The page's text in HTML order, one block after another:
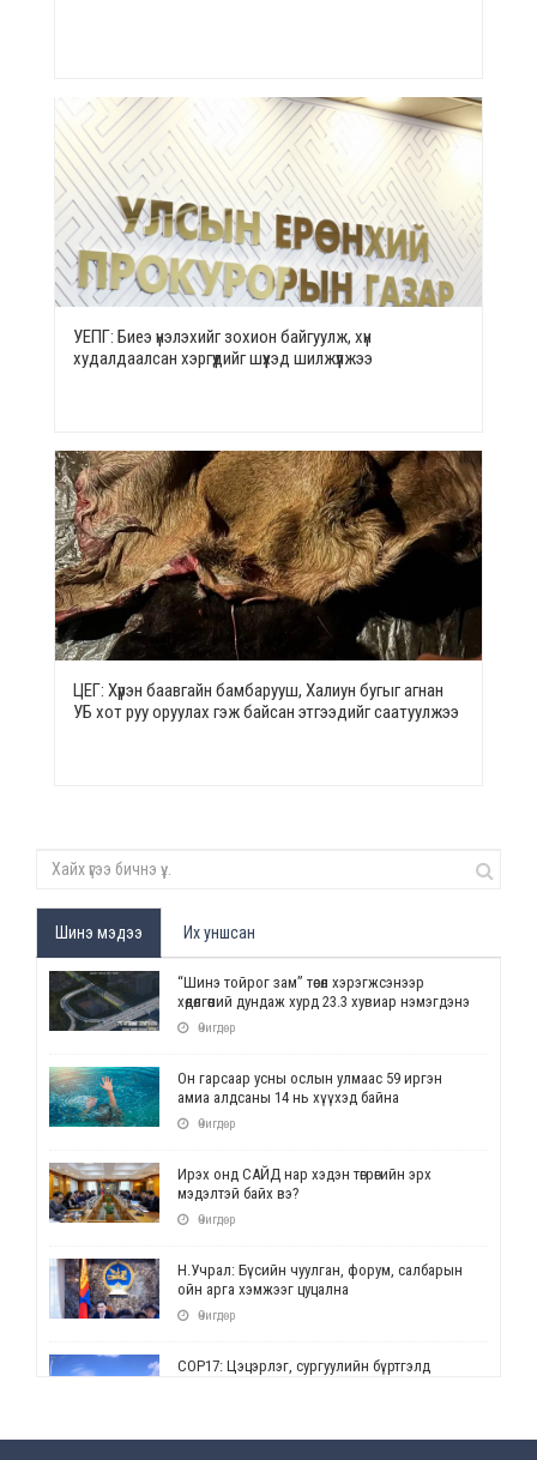
УЕПГ: Биеэ үнэлэхийг зохион байгуулж, хүн
худалдаалсан хэргүүдийг шүүхэд шилжүүлжээ
ЦЕГ: Хүрэн баавгайн бамбарууш, Халиун бугыг агнан
УБ хот руу оруулах гэж байсан этгээдийг саатуулжээ
Шинэ мэдээ Их уншсан
“Шинэ тойрог зам” төсөл хэрэгжсэнээр
хөдөлгөөний дундаж хурд 23.3 хувиар нэмэгдэнэ
Өчигдөр
Он гарсаар усны ослын улмаас 59 иргэн
амиа алдсаны 14 нь хүүхэд байна
Өчигдөр
Ирэх онд САЙД нар хэдэн төгрөгийн эрх
мэдэлтэй байх вэ?
Өчигдөр
Н.Учрал: Бүсийн чуулган, форум, салбарын
ойн арга хэмжээг цуцална
Өчигдөр
СОР17: Цэцэрлэг, сургуулийн бүртгэлд